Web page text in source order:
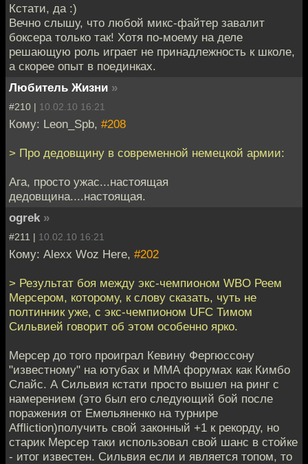
Кстати, да :)
Вечно слышу, что любой микс-файтер завалит
боксера только так! Хотя по-моему на деле
решающую роль играет не принадлежность к школе,
а скорее опыт в поединках.
Любитель Жизни »
#210 | 10.02.10 16:21
Кому: Leon_Spb, #208
> Про дедовщину в современной немецкой армии:
Ага, просто ужас...настоящая
дедовщина....настоящая.
ogrek »
#211 | 10.02.10 16:21
Кому: Alexx Woz Here, #202
> Результат боя между экс-чемпионом WBO Реем
Мерсером, которому, к слову сказать, чуть не
полтинник уже, с экс-чемпионом UFC Тимом
Сильвией говорит об этом особенно ярко.
Мерсер до того проиграл Кевину Фергюссону
"известному" на ютубах и ММА форумах как Кимбо
Слайс. А Сильвия кстати просто вышел на ринг с
намерением (это был его следующий бой после
поражения от Емельяненко на турнире
Affliction)получить свой законный +1 к рекорду, но
старик Мерсер таки использовал свой шанс в стойке
- итог известен. Сильвия если и является топом, то